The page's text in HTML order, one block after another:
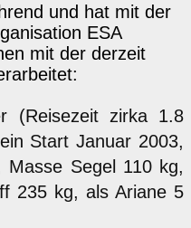
und hat mit der
ESA
mit der derzeit
(Reisezeit zirka 1.8
Start Januar 2003,
Segel 110 kg,
235 kg, als Ariane 5